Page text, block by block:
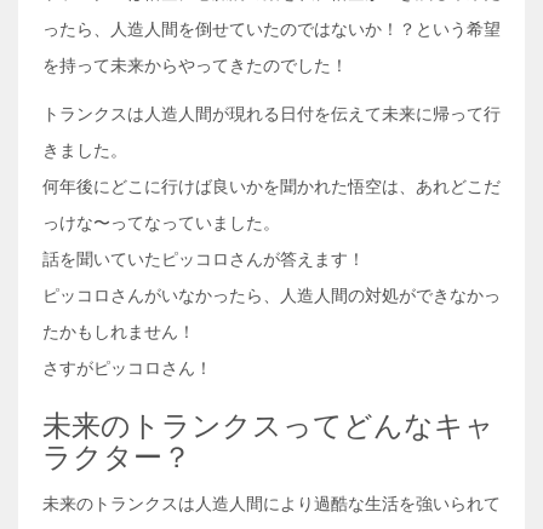
ったら、人造人間を倒せていたのではないか！？という希望
を持って未来からやってきたのでした！
トランクスは人造人間が現れる日付を伝えて未来に帰って行
きました。
何年後にどこに行けば良いかを聞かれた悟空は、あれどこだ
っけな〜ってなっていました。
話を聞いていたピッコロさんが答えます！
ピッコロさんがいなかったら、人造人間の対処ができなかっ
たかもしれません！
さすがピッコロさん！
未来のトランクスってどんなキャ
ラクター？
未来のトランクスは人造人間により過酷な生活を強いられて